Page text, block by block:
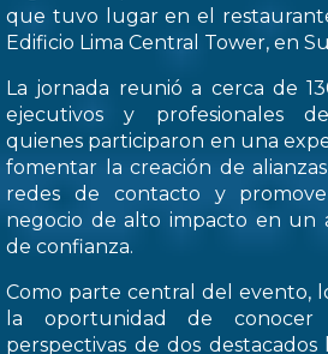
que tuvo lugar en el
Edificio Lima Central Tower, en
La jornada reunió a cerca de
ejecutivos y profesionales
quienes participaron en una
fomentar la creación de
redes de contacto y
negocio de alto impacto en un
de confianza.
Como parte central del evento,
la oportunidad de conocer
perspectivas de dos destacados